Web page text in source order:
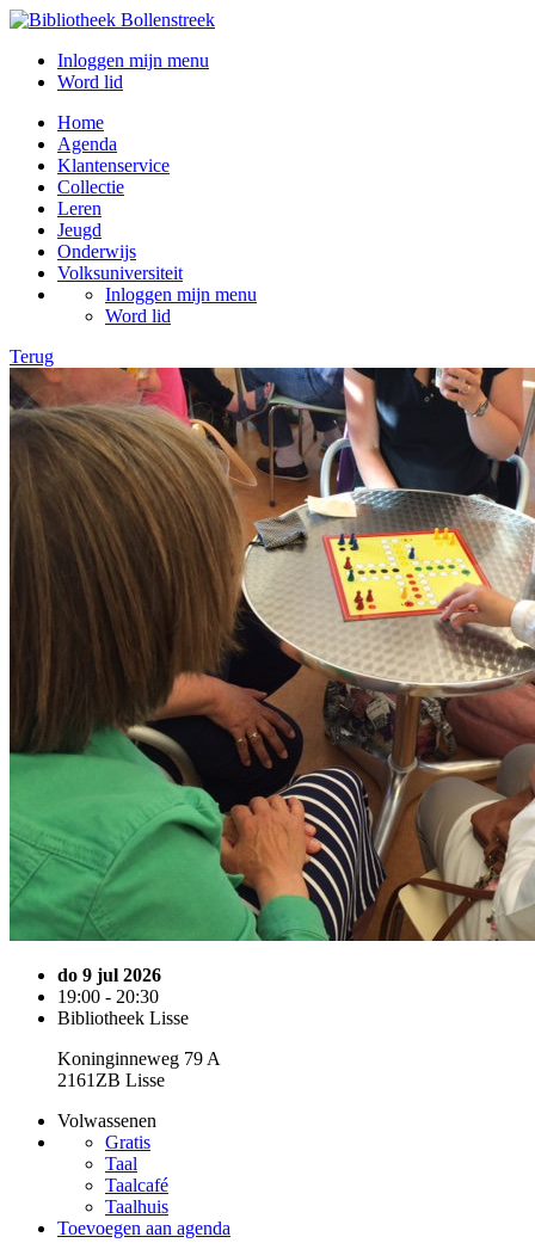
Inloggen mijn menu
Word lid
Home
Agenda
Klantenservice
Collectie
Leren
Jeugd
Onderwijs
Volksuniversiteit
Inloggen mijn menu
Word lid
Terug
do 9 jul 2026
19:00 - 20:30
Bibliotheek Lisse
Koninginneweg 79 A
2161ZB Lisse
Volwassenen
Gratis
Taal
Taalcafé
Taalhuis
Toevoegen aan agenda